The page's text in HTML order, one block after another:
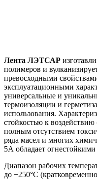
Лента ЛЭТСАР
полимеров и
превосходными
эксплуатационными
универсальные и
термоизоляции и
использования.
стойкостью к
полным отсутствием
ряда масел и многих
5А обладает
Диапазон рабочих
до +250°С